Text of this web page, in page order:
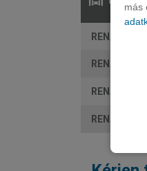
más
RENAULT
RENAULT
RENAULT
RENAULT